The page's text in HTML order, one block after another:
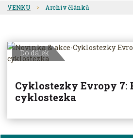
VENKU Archiv článků
Do dálek
Cyklostezky Evropy 7:
cyklostezka